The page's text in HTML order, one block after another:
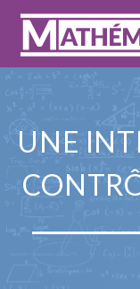
UNE